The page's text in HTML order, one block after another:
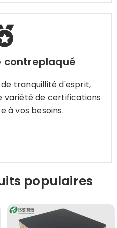
contreplaqué
tranquillité d'esprit,
variété de certifications
à vos besoins.
contreplaqué
tranquillité d'esprit, nous
vos besoins.
populaires